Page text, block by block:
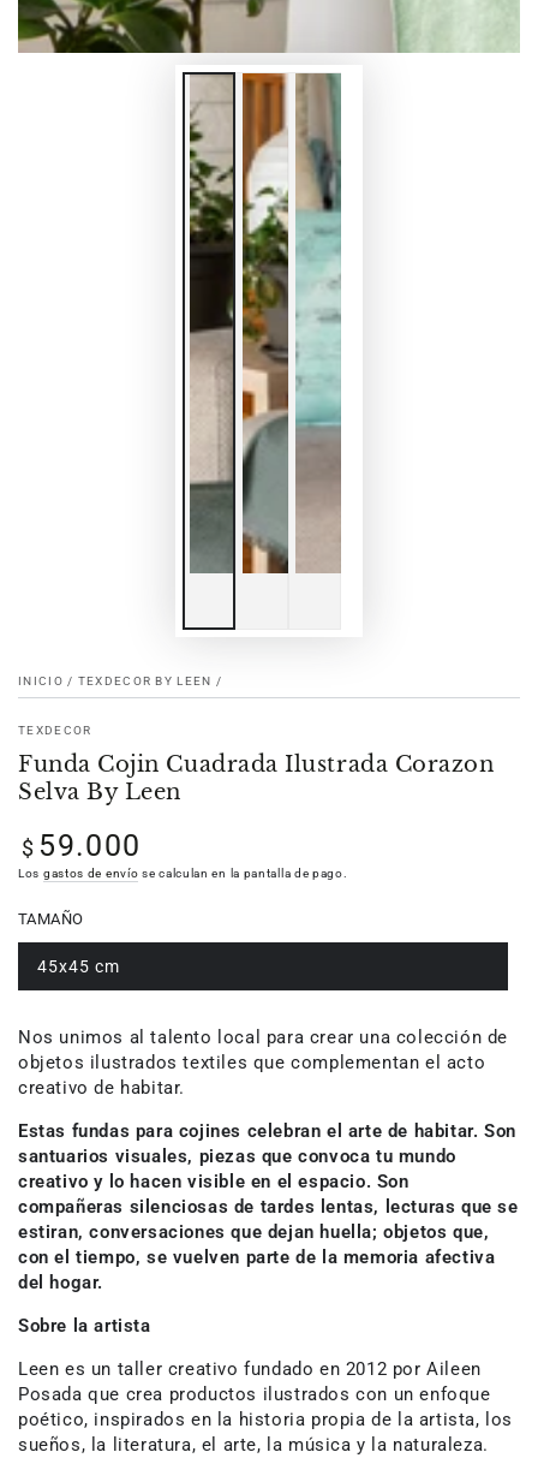
INICIO / TEXDECOR BY LEEN /
TEXDECOR
Funda Cojin Cuadrada Ilustrada Corazon
Selva By Leen
Precio
regular
$ 59.000
Los gastos de envío se calculan en la pantalla de pago.
TAMAÑO
45x45 cm
Nos unimos al talento local para crear una colección de
objetos ilustrados textiles que complementan el acto
creativo de habitar.
Estas fundas para cojines celebran el arte de habitar. Son
santuarios visuales, piezas que convoca tu mundo
creativo y lo hacen visible en el espacio. Son
compañeras silenciosas de tardes lentas, lecturas que se
estiran, conversaciones que dejan huella; objetos que,
con el tiempo, se vuelven parte de la memoria afectiva
del hogar.
Sobre la artista
Leen es un taller creativo fundado en 2012 por Aileen
Posada que crea productos ilustrados con un enfoque
poético, inspirados en la historia propia de la artista, los
sueños, la literatura, el arte, la música y la naturaleza.